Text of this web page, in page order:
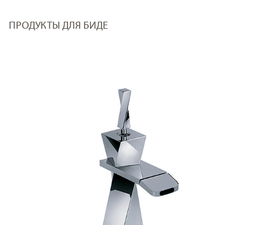
ПРОДУКТЫ ДЛЯ БИДЕ